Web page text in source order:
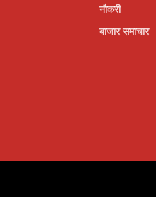
नौकरी
बाजार समाचार